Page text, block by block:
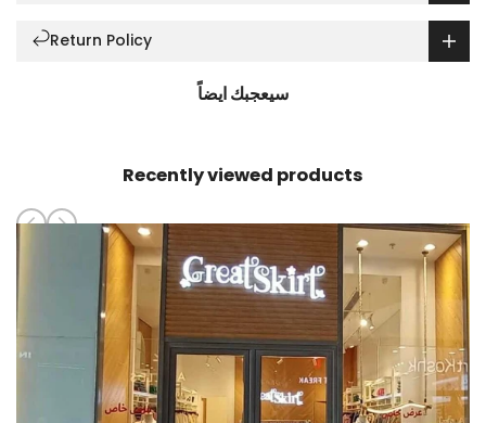
Return Policy
سيعجبك ايضاً
Recently viewed products